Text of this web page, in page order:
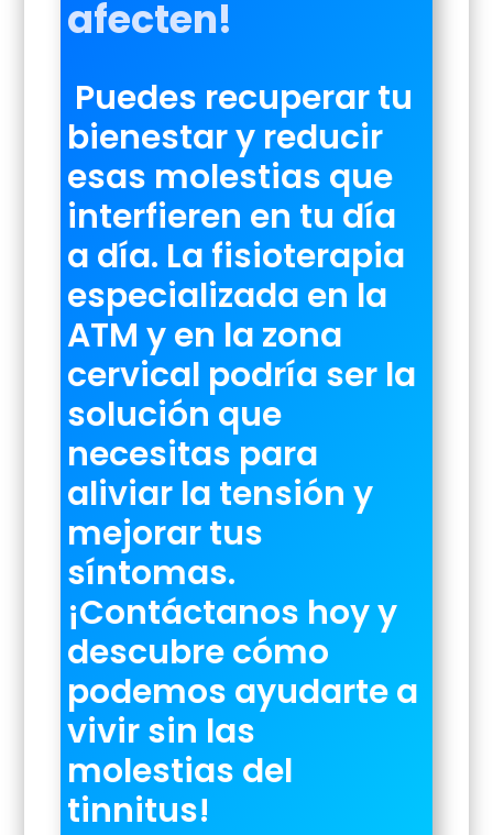
afecten!
Puedes recuperar tu
bienestar y reducir
esas molestias que
interfieren en tu día
a día. La fisioterapia
especializada en la
ATM y en la zona
cervical podría ser la
solución que
necesitas para
aliviar la tensión y
mejorar tus
síntomas.
¡Contáctanos hoy y
descubre cómo
podemos ayudarte a
vivir sin las
molestias del
tinnitus!